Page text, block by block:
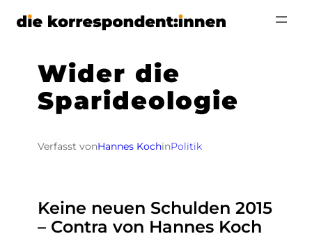
Zum
Wider die
Sparideologie
Verfasst vonHannes KochinPolitik
Keine neuen Schulden 2015
– Contra von Hannes Koch